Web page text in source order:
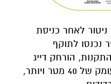
ניטור לאחר כניסת
נכנסו לתוקף
התקנות, הורחק דייג
המכמורת בדרום הארץ לעומק של 40 מטר ויותר,